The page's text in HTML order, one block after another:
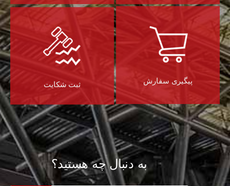
پیگیری سفارش ثبت شکایت
به دنبال چه هستید؟